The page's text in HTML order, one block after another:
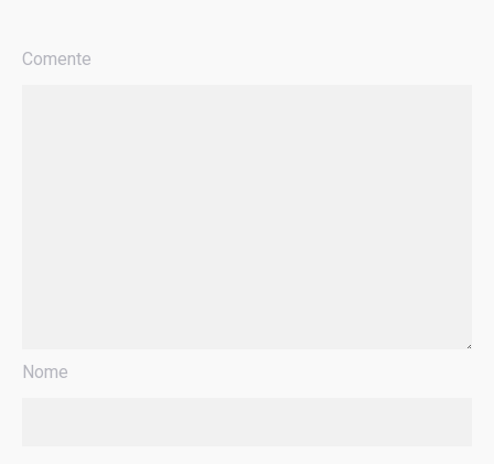
Comente
Nome